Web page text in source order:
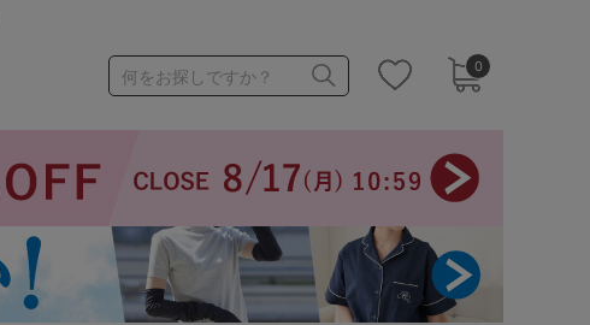
0
何をお探しですか？
1,000～1,999円
3,000～3,999円